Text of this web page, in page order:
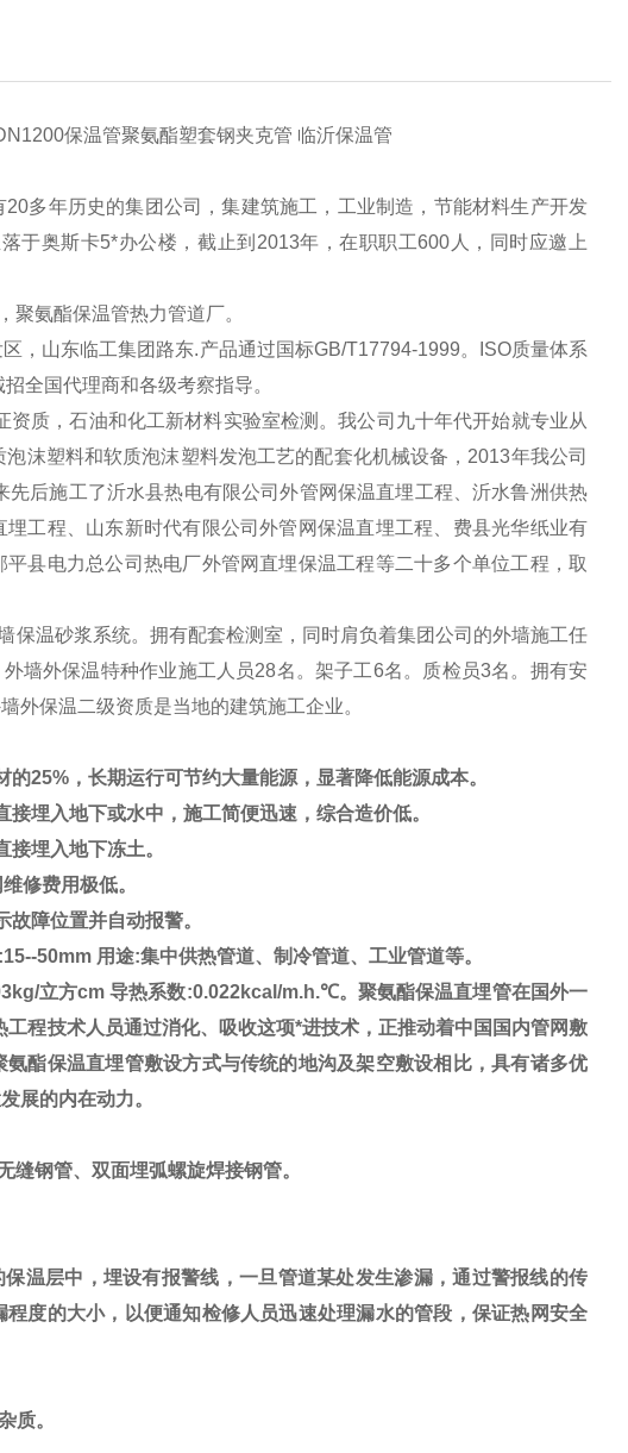
保温管聚氨酯塑套钢夹克管 临沂保温管
多年历史的集团公司，集建筑施工，工业制造，节能材料生产开发
于奥斯卡5*办公楼，截止到2013年，在职职工600人，同时应邀上
聚氨酯保温管热力管道厂。
，山东临工集团路东.产品通过国标GB/T17794-1999。ISO质量体系
全国代理商和各级考察指导。
质，石油和化工新材料实验室检测。我公司九十年代开始就专业从
沫塑料和软质泡沫塑料发泡工艺的配套化机械设备，2013年我公司
后施工了沂水县热电有限公司外管网保温直埋工程、沂水鲁洲供热
工程、山东新时代有限公司外管网保温直埋工程、费县光华纸业有
县电力总公司热电厂外管网直埋保温工程等二十多个单位工程，取
温砂浆系统。拥有配套检测室，同时肩负着集团公司的外墙施工任
墙外保温特种作业施工人员28名。架子工6名。质检员3名。拥有安
外保温二级资质是当地的建筑施工企业。
，长期运行可节约大量能源，显著降低能源成本。
入地下或水中，施工简便迅速，综合造价低。
埋入地下冻土。
修费用极低。
障位置并自动报警。
50mm 用途:集中供热管道、制冷管道、工业管道等。
立方cm 导热系数:0.022kcal/m.h.℃。聚氨酯保温直埋管在国外一
程技术人员通过消化、吸收这项*进技术，正推动着中国国内管网敷
酯保温直埋管敷设方式与传统的地沟及架空敷设相比，具有诸多优
展的内在动力。
钢管、双面埋弧螺旋焊接钢管。
温层中，埋设有报警线，一旦管道某处发生渗漏，通过警报线的传
度的大小，以便通知检修人员迅速处理漏水的管段，保证热网安全
质。